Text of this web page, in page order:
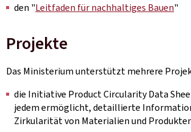
den "Leitfaden für nachhaltiges Bauen"
Projekte
Das Ministerium unterstützt mehrere
die Initiative Product Circularity Data
jedem ermöglicht, detaillierte
Zirkularität von Materialien und